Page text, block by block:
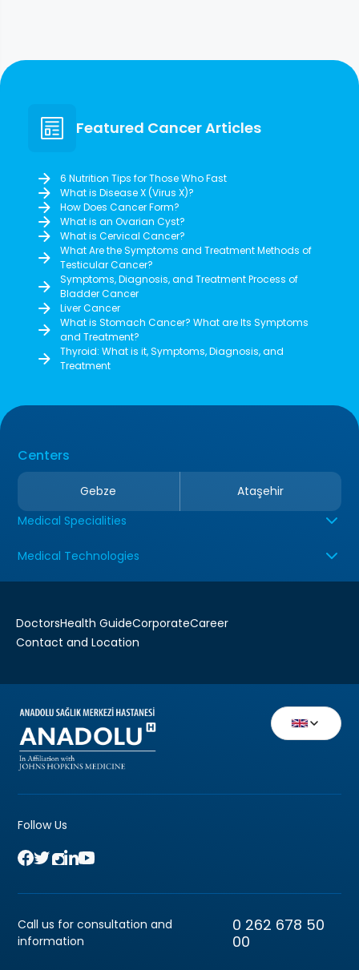
Featured Cancer Articles
6 Nutrition Tips for Those Who Fast
What is Disease X (Virus X)?
How Does Cancer Form?
What is an Ovarian Cyst?
What is Cervical Cancer?
What Are the Symptoms and Treatment Methods of
Testicular Cancer?
Symptoms, Diagnosis, and Treatment Process of
Bladder Cancer
Liver Cancer
What is Stomach Cancer? What are Its Symptoms
and Treatment?
Thyroid: What is it, Symptoms, Diagnosis, and
Treatment
Centers
Gebze
Ataşehir
Medical Specialities
Medical Technologies
DoctorsHealth GuideCorporateCareer
Contact and Location
Follow Us
Call us for consultation and
information
0 262 678 50
00